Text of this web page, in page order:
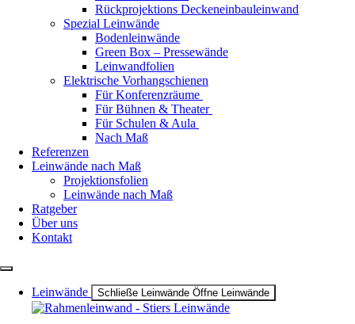
Rückprojektions Deckeneinbauleinwand
Spezial Leinwände
Bodenleinwände
Green Box – Pressewände
Leinwandfolien
Elektrische Vorhangschienen
Für Konferenzräume
Für Bühnen & Theater
Für Schulen & Aula
Nach Maß
Referenzen
Leinwände nach Maß
Projektionsfolien
Leinwände nach Maß
Ratgeber
Über uns
Kontakt
Leinwände Schließe Leinwände Öffne Leinwände